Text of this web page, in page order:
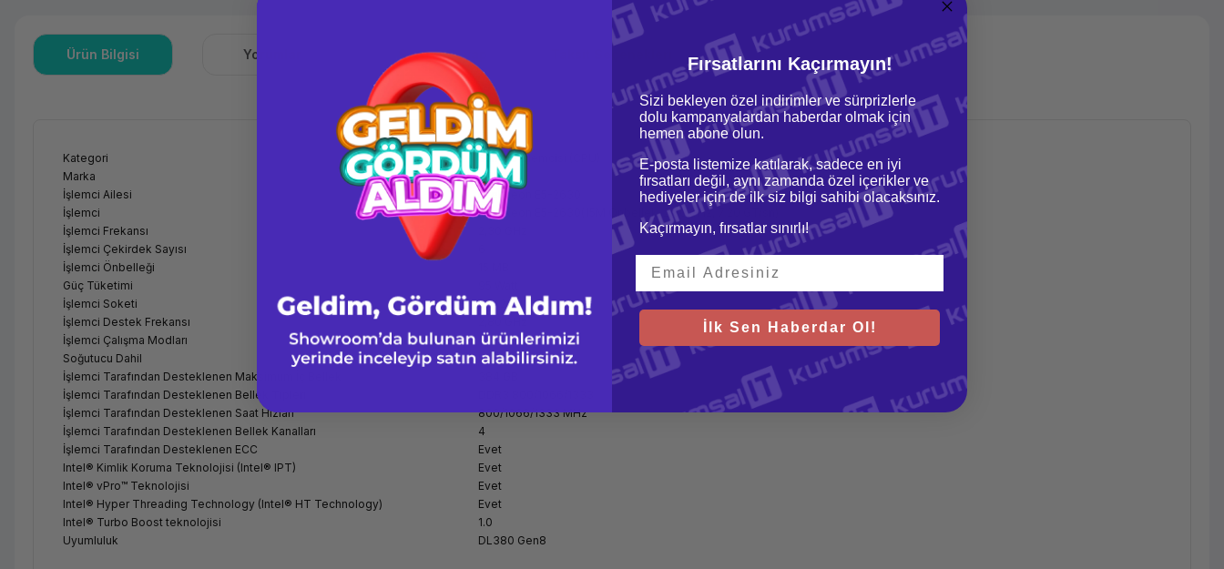
Ürün Bilgisi Yorumlar Soru & Cevap
Kategori
Sunucu İşlemcisi (CPU)
Marka
HPE
İşlemci Ailesi
Intel Xeon E5-2630
İşlemci
Intel Xeon E5-2630(15M Önbellek, 2.30 GHz, 7.20 GT/sn)
İşlemci Frekansı
İşlemci Çekirdek Sayısı
İşlemci Önbelleği
Güç Tüketimi
İşlemci Soketi
LGA2011
İşlemci Destek Frekansı
İşlemci Çalışma Modları
64-bit
Soğutucu Dahil
Hayır
İşlemci Tarafından Desteklenen Maksimum İç Bellek
İşlemci Tarafından Desteklenen Bellek Tipleri
İşlemci Tarafından Desteklenen Saat Hızları
800/1066/1333 MHz
İşlemci Tarafından Desteklenen Bellek Kanalları
4
İşlemci Tarafından Desteklenen ECC
Evet
Intel® Kimlik Koruma Teknolojisi (Intel® IPT)
Evet
Intel® vPro™ Teknolojisi
Evet
Intel® Hyper Threading Technology (Intel® HT Technology)
Evet
Intel® Turbo Boost teknolojisi
1.0
Uyumluluk
DL380 Gen8
Fırsatlarını Kaçırmayın!
Sizi bekleyen özel indirimler ve sürprizlerle
dolu kampanyalardan haberdar olmak için
hemen abone olun.
E-posta listemize katılarak, sadece en iyi
fırsatları değil, aynı zamanda özel içerikler ve
hediyeler için de ilk siz bilgi sahibi olacaksınız.
Kaçırmayın, fırsatlar sınırlı!
İlk Sen Haberdar Ol!